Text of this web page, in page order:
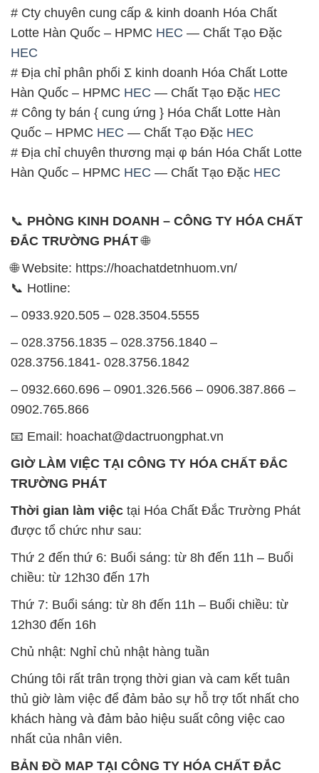
028.3756.1841- 028.3756.1842
– 0932.660.696 – 0901.326.566 – 0906.387.866 –
0902.765.866
📧 Email: hoachat@dactruongphat.vn
GIỜ LÀM VIỆC TẠI CÔNG TY HÓA CHẤT ĐẮC
TRƯỜNG PHÁT
Thời gian làm việctại Hóa Chất Đắc Trường Phát
được tổ chức như sau:
chiều: từ 12h30 đến 17h
12h30 đến 16h
thủ giờ làm việc để đảm bảo sự hỗ trợ tốt nhất cho
khách hàng và đảm bảo hiệu suất công việc cao
nhất của nhân viên.
BẢN ĐỒ MAP TẠI CÔNG TY HÓA CHẤT ĐẮC
TRƯỜNG PHÁT
ĐỊA CHỈ: 1229C Quốc lộ 1A, Phường Bình Trị
Đông B, Quận Bình Tân, Sài Gòn TP. Hồ Chí
Minh
SẢN PHẨM TƯƠNG TỰ